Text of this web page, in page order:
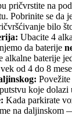
pričvrstite na
Pobrinite se da
bilo
Ubacite 4
da baterije
alkalne baterije
od 4 do 8
koje dolazi
Kada parkirate
na daljinskom